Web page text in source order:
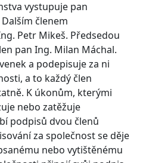
vystupuje pan
Dalším členem
Petr Mikeš. Předsedou
pan Ing. Milan Máchal.
a podepisuje za ni
a to každý člen
K úkonům, kterými
nebo zatěžuje
podpisů dvou členů
za společnost se děje
nebo vytištěnému